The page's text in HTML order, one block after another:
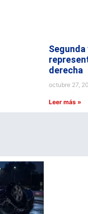
derecha
octubre 27,
Leer más »